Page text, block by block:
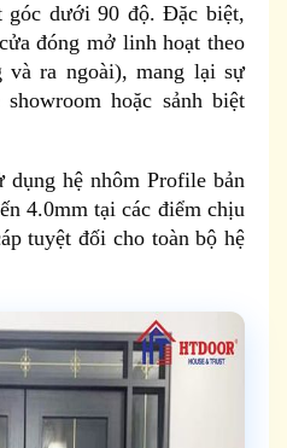
dưới 90 độ. Đặc biệt,
đóng mở linh hoạt theo
và ra ngoài), mang lại sự
hoặc sảnh biệt
dụng hệ nhôm Profile bản
4.0mm tại các điểm chịu
tuyệt đối cho toàn bộ hệ